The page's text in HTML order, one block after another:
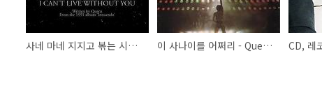
사네 마네 지지고 볶는 시간들 - Queen "I Can't Live With You" 이 사나이를 어쩌리 - Queen "Don't Stop Me Now"